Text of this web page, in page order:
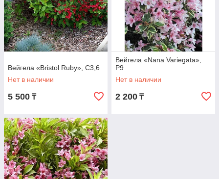
Вейгела «Bristol Ruby», С3,6
Нет в наличии
5 500 ₸
Вейгела «Nana Variegata»,
Р9
Нет в наличии
2 200 ₸